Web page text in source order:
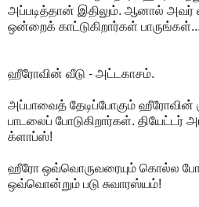
அப்படித்தான் இதிலும். ஆனால் அவர்
ஒன்றைக் காட்டுகிறார்கள் பாருங்கள்...
ஹீரோவின் வீடு - அட்டகாசம்.
அப்பாவைத் தேடிப்போகும் ஹீரோவின்
பாடலைப் போடுகிறார்கள். தியேட்டர்
க்ளாப்ஸ்!
ஹீரோ ஒவ்வொருவரையும் கொல்ல
ஒவ்வொன்றும் படு சுவாரஸ்யம்!